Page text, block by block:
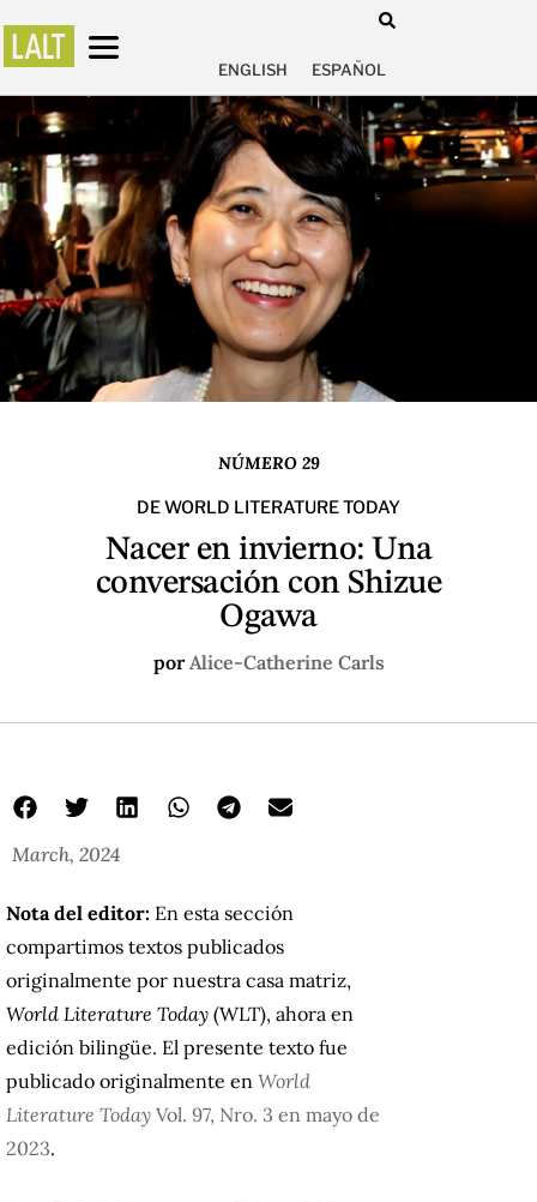
ENGLISH ESPAÑOL
NÚMERO 29
DE WORLD LITERATURE TODAY
Nacer en invierno: Una
conversación con Shizue
Ogawa
por Alice-Catherine Carls
March, 2024
Nota del editor: En esta sección
compartimos textos publicados
originalmente por nuestra casa matriz,
World Literature Today (WLT), ahora en
edición bilingüe. El presente texto fue
publicado originalmente en World
Literature Today Vol. 97, Nro. 3 en mayo de
2023.